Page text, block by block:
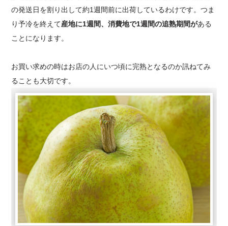
の発送日を割り出して約1週間前に出荷しているわけです。つま
り予冷を終えて産地に1週間、消費地で1週間の追熟期間がある
ことになります。
お買い求めの時はお店の人にいつ頃に完熟となるのか訊ねてみ
ることも大切です。